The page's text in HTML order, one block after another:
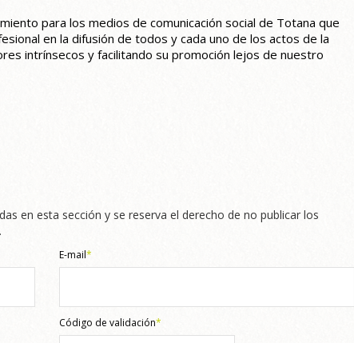
para los medios de comunicación social de Totana que
en la difusión de todos y cada uno de los actos de la
intrínsecos y facilitando su promoción lejos de nuestro
en esta sección y se reserva el derecho de no publicar los
E-mail*
Código de validación*